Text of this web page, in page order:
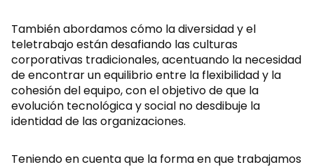
También abordamos cómo la diversidad y el
teletrabajo están desafiando las culturas
corporativas tradicionales, acentuando la necesidad
de encontrar un equilibrio entre la flexibilidad y la
cohesión del equipo, con el objetivo de que la
evolución tecnológica y social no desdibuje la
identidad de las organizaciones.
Teniendo en cuenta que la forma en que trabajamos